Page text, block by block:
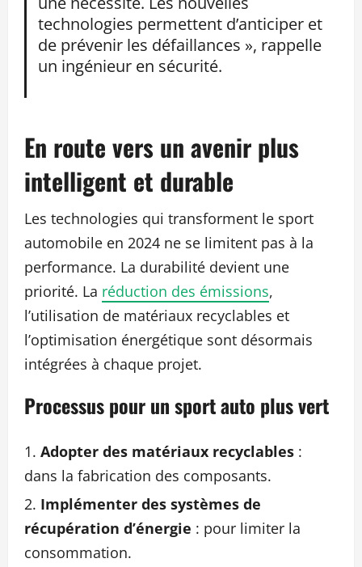
technologies permettent d’anticiper et
de prévenir les défaillances », rappelle
un ingénieur en sécurité.
En route vers un avenir plus
intelligent et durable
Les technologies qui transforment le sport
automobile en 2024 ne se limitent pas à la
performance. La durabilité devient une
priorité. La réduction des émissions,
l’utilisation de matériaux recyclables et
l’optimisation énergétique sont désormais
intégrées à chaque projet.
Processus pour un sport auto plus vert
Adopter des matériaux recyclables :
dans la fabrication des composants.
Implémenter des systèmes de
récupération d’énergie : pour limiter la
consommation.